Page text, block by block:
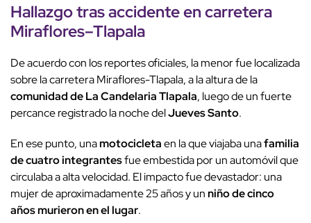
Hallazgo tras accidente en carretera
Miraflores–Tlapala
De acuerdo con los reportes oficiales, la menor fue localizada
sobre la carretera Miraflores-Tlapala, a la altura de la
comunidad de La Candelaria Tlapala, luego de un fuerte
percance registrado la noche delJueves Santo.
En ese punto, unamotocicletaen la que viajaba unafamilia
de cuatro integrantesfue embestida por un automóvil que
circulaba a alta velocidad. El impacto fue devastador: una
mujer de aproximadamente 25 años y unniño de cinco
añosmurieron en el lugar.